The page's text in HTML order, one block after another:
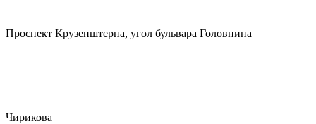
Проспект Крузенштерна, угол бульвара Головнина
Чирикова